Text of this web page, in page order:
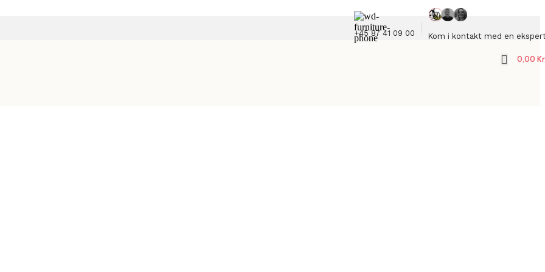
+45 87 41 09 00 Kom i kontakt med en
0,00